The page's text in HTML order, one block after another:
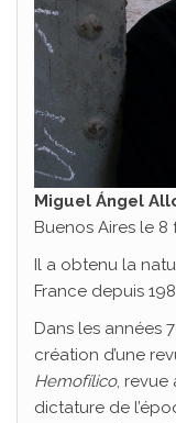
Miguel Ángel
Buenos Aires le 8
Il a obtenu la
France depuis
Dans les années
création d’une
Hemofílico, revue
dictature de